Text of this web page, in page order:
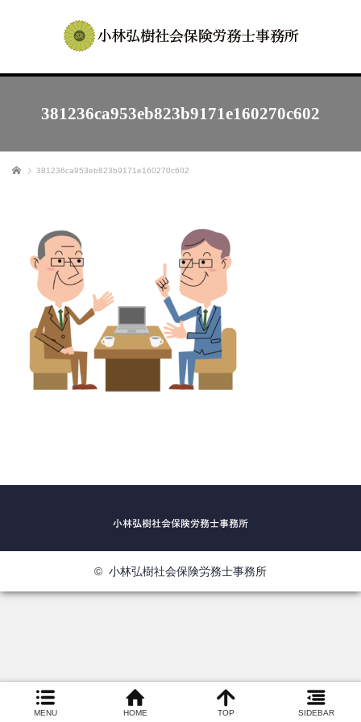
381236ca953eb823b9171e160270c602
ホーム 381236ca953eb823b9171e160270c602
MENU HOME TOP SIDEBAR
© 小林弘樹社会保険労務士事務所